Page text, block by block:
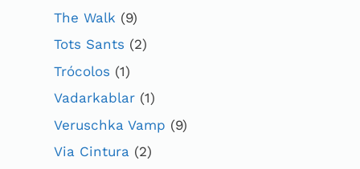
The Walk (9)
Tots Sants (2)
Trócolos (1)
Vadarkablar (1)
Veruschka Vamp (9)
Via Cintura (2)